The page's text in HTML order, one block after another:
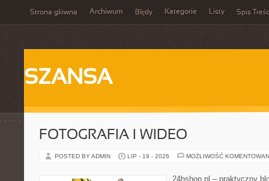
Strona główna Archiwum Błędy Kategorie Listy Spis
SZANSA
FOTOGRAFIA I WIDEO
POSTED BY ADMIN LIP - 19 - 2026 MOŻLIWOŚĆ
24hshop.pl – praktyczny